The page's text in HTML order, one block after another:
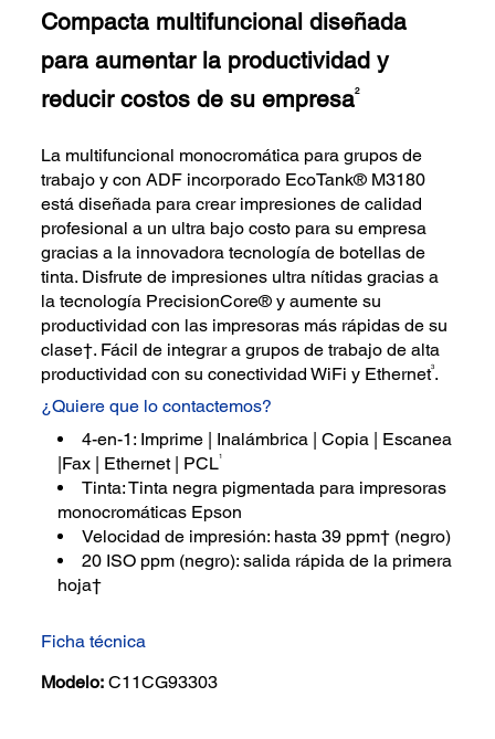
Compacta multifuncional diseñada
para aumentar la productividad y
reducir costos de su empresa2
La multifuncional monocromática para grupos de
trabajo y con ADF incorporado EcoTank® M3180
está diseñada para crear impresiones de calidad
profesional a un ultra bajo costo para su empresa
gracias a la innovadora tecnología de botellas de
tinta. Disfrute de impresiones ultra nítidas gracias a
la tecnología PrecisionCore® y aumente su
productividad con las impresoras más rápidas de su
clase†. Fácil de integrar a grupos de trabajo de alta
productividad con su conectividad WiFi y Ethernet3.
¿Quiere que lo contactemos?
4-en-1: Imprime | Inalámbrica | Copia | Escanea
|Fax | Ethernet | PCL1
Tinta: Tinta negra pigmentada para impresoras
monocromáticas Epson
Velocidad de impresión: hasta 39 ppm† (negro)
20 ISO ppm (negro): salida rápida de la primera
hoja†
Ficha técnica
Modelo: C11CG93303